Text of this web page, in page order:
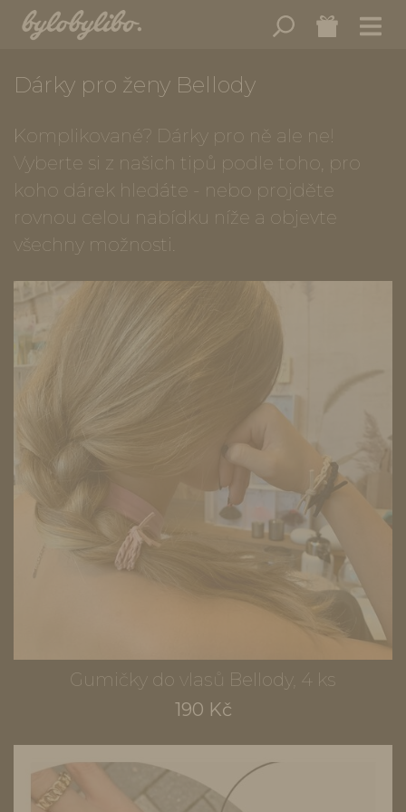
Dárky pro ženy Bellody
Komplikované? Dárky pro ně ale ne!
Vyberte si z našich tipů podle toho, pro
koho dárek hledáte - nebo projděte
rovnou celou nabídku níže a objevte
všechny možnosti.
Gumičky do vlasů Bellody, 4 ks
190 Kč